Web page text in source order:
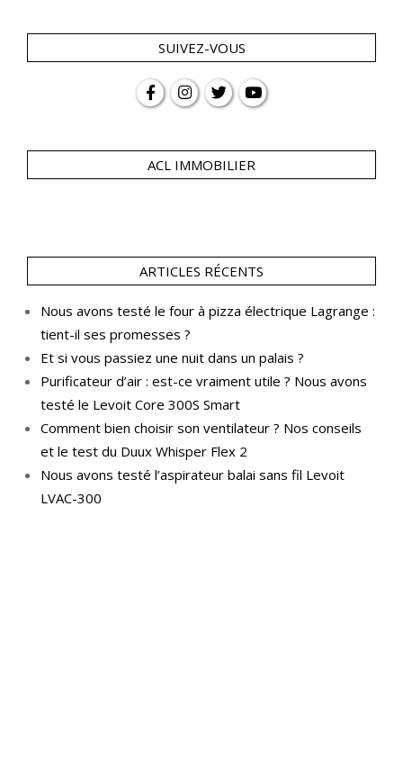
SUIVEZ-VOUS
ACL IMMOBILIER
ARTICLES RÉCENTS
Nous avons testé le four à pizza électrique Lagrange :
tient-il ses promesses ?
Et si vous passiez une nuit dans un palais ?
Purificateur d’air : est-ce vraiment utile ? Nous avons
testé le Levoit Core 300S Smart
Comment bien choisir son ventilateur ? Nos conseils
et le test du Duux Whisper Flex 2
Nous avons testé l’aspirateur balai sans fil Levoit
LVAC-300